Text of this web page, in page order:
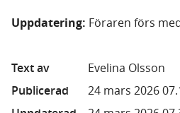
Uppdatering: Föraren förs
Text av
Evelina Olsson
Publicerad
24 mars 2026